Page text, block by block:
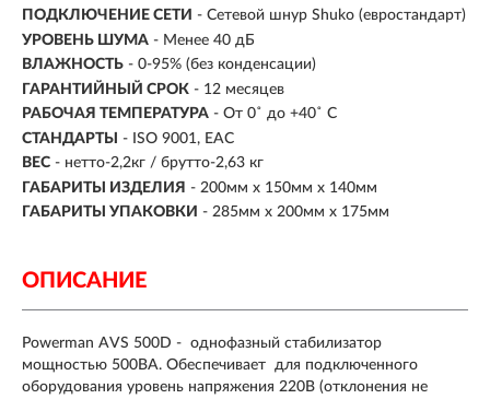
ПОДКЛЮЧЕНИЕ СЕТИ - Сетевой шнур Shuko (евростандарт)
УРОВЕНЬ ШУМА - Менее 40 дБ
ВЛАЖНОСТЬ - 0-95% (без конденсации)
ГАРАНТИЙНЫЙ СРОК - 12 месяцев
РАБОЧАЯ ТЕМПЕРАТУРА - От 0˚ до +40˚ С
СТАНДАРТЫ
- ISO 9001, ЕАС
ВЕС - нетто-2,2кг / брутто-2,63 кг
ГАБАРИТЫ ИЗДЕЛИЯ - 200мм х 150мм х 140мм
ГАБАРИТЫ УПАКОВКИ - 285мм х 200мм х 175мм
ОПИСАНИЕ
Powerman AVS 500D - однофазный стабилизатор
мощностью 500ВА. Обеспечивает для подключенного
оборудования уровень напряжения 220В (отклонения не